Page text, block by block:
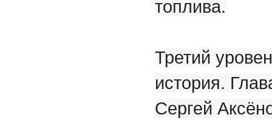
топлива.
Третий
история.
Сергей